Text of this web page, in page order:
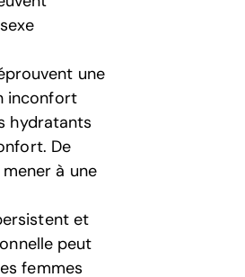
une
inconfort
hydratants
De
à une
et
peut
femmes